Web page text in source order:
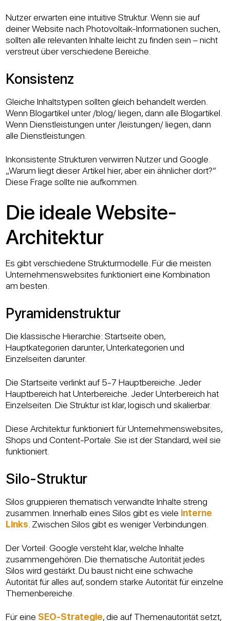
Nutzer erwarten eine intuitive Struktur. Wenn sie auf
deiner Website nach Photovoltaik-Informationen suchen,
sollten alle relevanten Inhalte leicht zu finden sein – nicht
verstreut über verschiedene Bereiche.
Konsistenz
Gleiche Inhaltstypen sollten gleich behandelt werden.
Wenn Blogartikel unter /blog/ liegen, dann alle Blogartikel.
Wenn Dienstleistungen unter /leistungen/ liegen, dann
alle Dienstleistungen.
Inkonsistente Strukturen verwirren Nutzer und Google.
„Warum liegt dieser Artikel hier, aber ein ähnlicher dort?“
Diese Frage sollte nie aufkommen.
Die ideale Website-
Architektur
Es gibt verschiedene Strukturmodelle. Für die meisten
Unternehmenswebsites funktioniert eine Kombination
am besten.
Pyramidenstruktur
Die klassische Hierarchie: Startseite oben,
Hauptkategorien darunter, Unterkategorien und
Einzelseiten darunter.
Die Startseite verlinkt auf 5-7 Hauptbereiche. Jeder
Hauptbereich hat Unterbereiche. Jeder Unterbereich hat
Einzelseiten. Die Struktur ist klar, logisch und skalierbar.
Diese Architektur funktioniert für Unternehmenswebsites,
Shops und Content-Portale. Sie ist der Standard, weil sie
funktioniert.
Silo-Struktur
Silos gruppieren thematisch verwandte Inhalte streng
zusammen. Innerhalb eines Silos gibt es viele interne
Links. Zwischen Silos gibt es weniger Verbindungen.
Der Vorteil: Google versteht klar, welche Inhalte
zusammengehören. Die thematische Autorität jedes
Silos wird gestärkt. Du baust nicht eine schwache
Autorität für alles auf, sondern starke Autorität für einzelne
Themenbereiche.
Für eine SEO-Strategie, die auf Themenautorität setzt,